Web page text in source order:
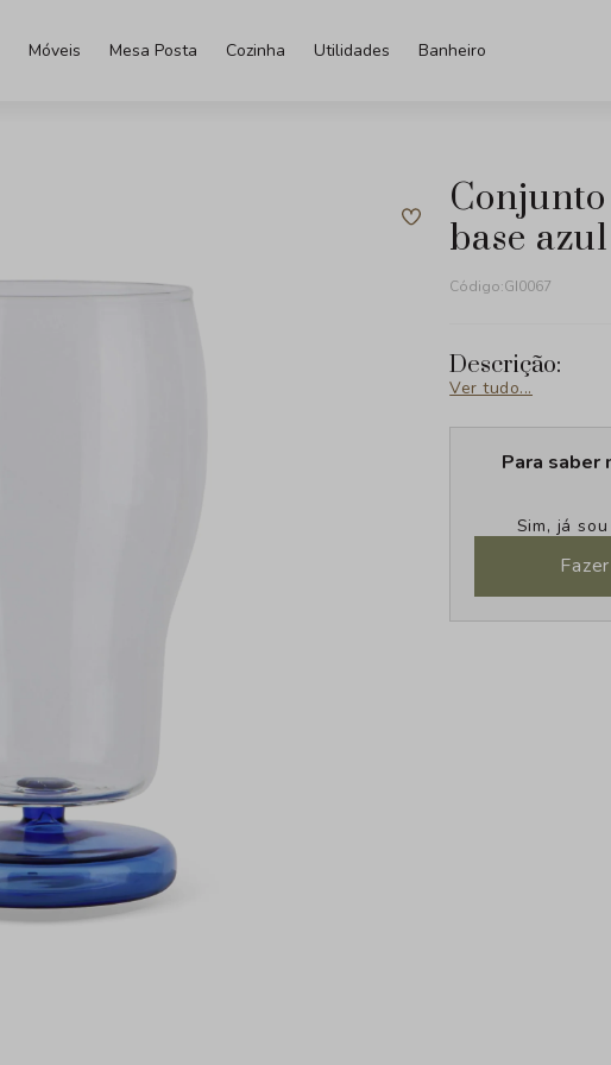
Móveis Mesa Posta Cozinha Utilidades Banheiro
conjunto de copos fluire em vidro
base
Código:GI0067
Descrição:
Ver tudo...
Para saber
Sim, já